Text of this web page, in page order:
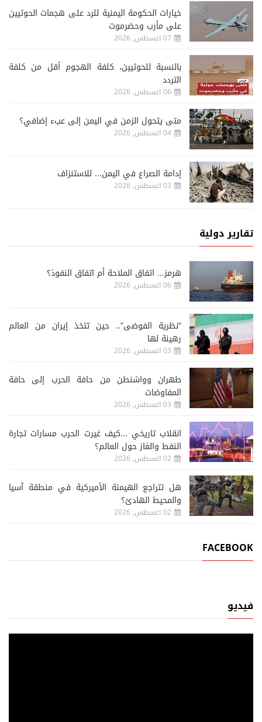
خيارات الحكومة اليمنية للرد على هجمات الحوثيين
على مأرب وحضرموت
07 اغسطس, 2026
‏بالنسبة للحوثيين، كلفة الهجوم أقل من كلفة
التردد
06 اغسطس, 2026
متى يتحول الزمن في اليمن إلى عبء إضافي؟
04 اغسطس, 2026
إدامة الصراع في اليمن... للاستنزاف
03 اغسطس, 2026
تقارير دولية
هرمز... اتفاق الملاحة أم اتفاق النفوذ؟
06 اغسطس, 2026
“نظرية الفوضى”.. حين تتخذ إيران من العالم
رهينة لها
03 اغسطس, 2026
طهران وواشنطن من حافة الحرب إلى حافة
المفاوضات
03 اغسطس, 2026
انقلاب تاريخي ...كيف غيرت الحرب مسارات تجارة
النفط والغاز حول العالم؟
02 اغسطس, 2026
هل تتراجع الهيمنة الأميركية في منطقة آسيا
والمحيط الهادئ؟
02 اغسطس, 2026
FACEBOOK
فيديو